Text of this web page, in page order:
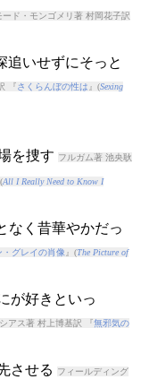
ード・モンゴメリ著 村岡花子訳
追いせずにそっと
『さくらんぼの性は 』(Sexing
を捜す フルガム著 池央耿
All I Really Need to Know I
なく昔華やかだっ
・グレイの肖像 』(The Picture of
が好きといっ
アス著 村上博基訳 『無邪気の
させる フィールディング